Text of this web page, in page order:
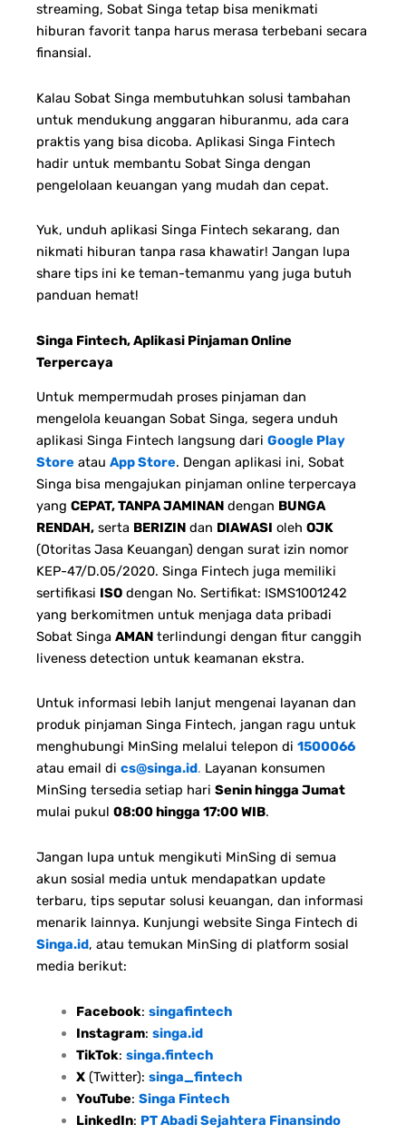
streaming, Sobat Singa tetap bisa menikmati
hiburan favorit tanpa harus merasa terbebani secara
finansial.
Kalau Sobat Singa membutuhkan solusi tambahan
untuk mendukung anggaran hiburanmu, ada cara
praktis yang bisa dicoba. Aplikasi Singa Fintech
hadir untuk membantu Sobat Singa dengan
pengelolaan keuangan yang mudah dan cepat.
Yuk, unduh aplikasi Singa Fintech sekarang, dan
nikmati hiburan tanpa rasa khawatir! Jangan lupa
share tips ini ke teman-temanmu yang juga butuh
panduan hemat!
Singa Fintech, Aplikasi Pinjaman Online
Terpercaya
Untuk mempermudah proses pinjaman dan
mengelola keuangan Sobat Singa, segera unduh
aplikasi Singa Fintech langsung dari Google Play
Store atau App Store. Dengan aplikasi ini, Sobat
Singa bisa mengajukan pinjaman online terpercaya
yang CEPAT, TANPA JAMINAN dengan BUNGA
RENDAH, serta BERIZIN dan DIAWASI oleh OJK
(Otoritas Jasa Keuangan) dengan surat izin nomor
KEP-47/D.05/2020. Singa Fintech juga memiliki
sertifikasi ISO dengan No. Sertifikat: ISMS1001242
yang berkomitmen untuk menjaga data pribadi
Sobat Singa AMAN terlindungi dengan fitur canggih
liveness detection untuk keamanan ekstra.
Untuk informasi lebih lanjut mengenai layanan dan
produk pinjaman Singa Fintech, jangan ragu untuk
menghubungi MinSing melalui telepon di 1500066
atau email di cs@singa.id. Layanan konsumen
MinSing tersedia setiap hari Senin hingga Jumat
mulai pukul 08:00 hingga 17:00 WIB.
Jangan lupa untuk mengikuti MinSing di semua
akun sosial media untuk mendapatkan update
terbaru, tips seputar solusi keuangan, dan informasi
menarik lainnya. Kunjungi website Singa Fintech di
Singa.id, atau temukan MinSing di platform sosial
media berikut:
Facebook: singafintech
Instagram: singa.id
TikTok: singa.fintech
X(Twitter): singa_fintech
YouTube: Singa Fintech
LinkedIn: PT Abadi Sejahtera Finansindo